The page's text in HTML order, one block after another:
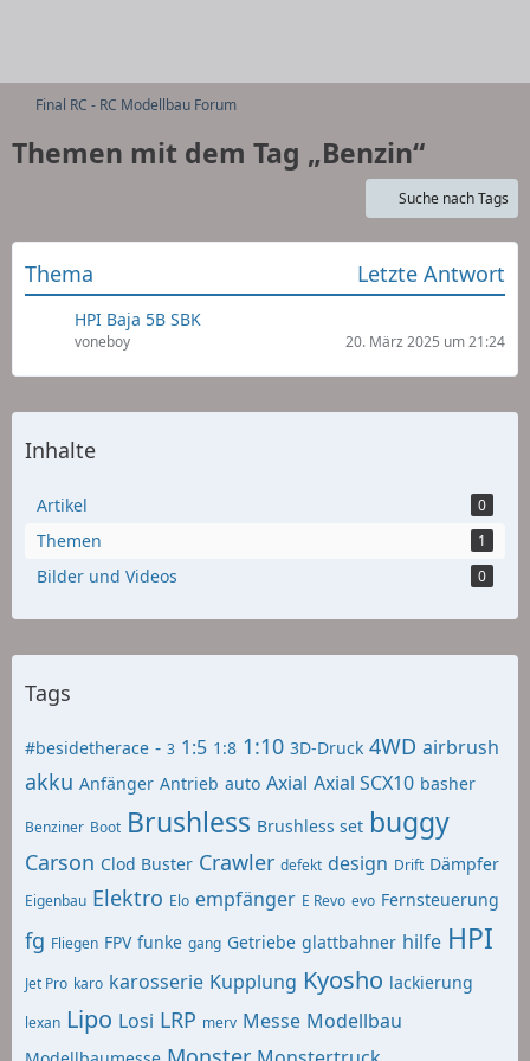
Final RC - RC Modellbau Forum
Themen mit dem Tag „Benzin“
Suche nach Tags
Thema Letzte Antwort
HPI Baja 5B SBK
voneboy 20. März 2025 um 21:24
Inhalte
Artikel 0
Themen 1
Bilder und Videos 0
Tags
#besidetherace - 3 1:5 1:8 1:10 3D-Druck 4WD airbrush
akku Anfänger Antrieb auto Axial Axial SCX10 basher
Benziner Boot Brushless Brushless set buggy
Carson Clod Buster Crawler defekt design Drift Dämpfer
Eigenbau Elektro Elo empfänger E Revo evo Fernsteuerung
fg Fliegen FPV funke gang Getriebe glattbahner hilfe HPI
Jet Pro karo karosserie Kupplung Kyosho lackierung
lexan Lipo Losi LRP merv Messe Modellbau